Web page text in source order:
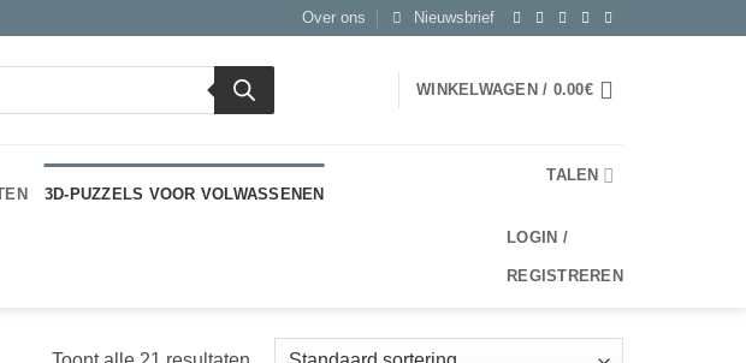
Over ons Nieuwsbrief
WINKELWAGEN / 0.00€
3D-PUZZELS VOOR VOLWASSENEN
TALEN
LOGIN /
REGISTREREN